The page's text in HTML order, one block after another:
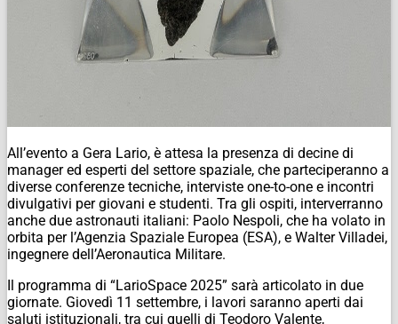
All’evento a Gera Lario, è attesa la presenza di decine di
manager ed esperti del settore spaziale, che parteciperanno a
diverse conferenze tecniche, interviste one-to-one e incontri
divulgativi per giovani e studenti. Tra gli ospiti, interverranno
anche due astronauti italiani: Paolo Nespoli, che ha volato in
orbita per l’Agenzia Spaziale Europea (ESA), e Walter Villadei,
ingegnere dell’Aeronautica Militare.
Il programma di “LarioSpace 2025” sarà articolato in due
giornate. Giovedì 11 settembre, i lavori saranno aperti dai
saluti istituzionali, tra cui quelli di Teodoro Valente,